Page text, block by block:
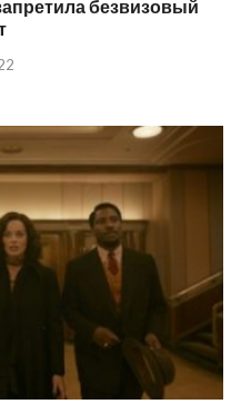
безвизовый